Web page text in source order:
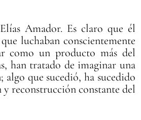
Amador. Es claro que él
luchaban conscientemente
como un producto más del
han tratado de imaginar una
que sucedió, ha sucedido
reconstrucción constante del